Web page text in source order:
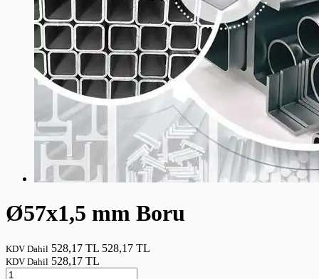
Ø57x1,5 mm Boru
KDV Dahil 528,17 TL 528,17 TL
KDV Dahil 528,17 TL